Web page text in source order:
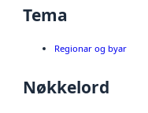
Tema
Regionar og byar
Nøkkelord